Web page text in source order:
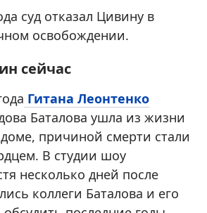
суд отказал Цивину в
освобождении.
сейчас
Гитана Леонтенко
Баталова ушла из жизни
причиной смерти стали
В студии шоу
несколько дней после
коллеги Баталова и его